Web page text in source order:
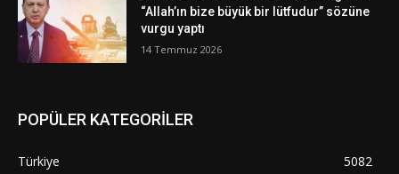
“Allah’ın bize büyük bir lütfudur” sözüne
vurgu yaptı
14 Temmuz 2026
POPÜLER KATEGORİLER
Türkiye
5082